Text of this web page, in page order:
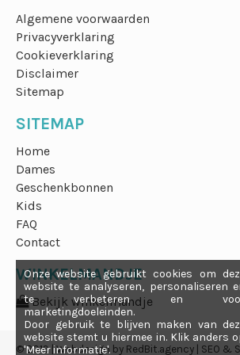
Onze website gebruikt cookies om
website te analyseren, personaliseren
te verbeteren en
marketingdoeleinden.
Door gebruik te blijven maken van
website stemt u hiermee in. Klik anders
'Meer informatie'.
Algemene voorwaarden
Privacyverklaring
Cookieverklaring
Disclaimer
Sitemap
SITEMAP
Home
Dames
Geschenkbonnen
Kids
FAQ
Contact
WINKELMANDJE
Bekijk winkelmandje
© 2019 | Webdesign by RedBit.agency | SEO &